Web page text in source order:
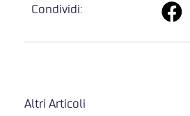
Condividi:
Altri Articoli